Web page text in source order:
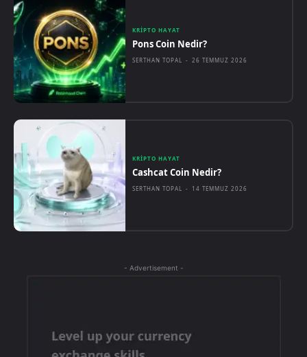
KRIPTO HAYAT
Pons Coin Nedir?
SERTHAN TOPAL - 26 TEMMUZ 2026
KRIPTO HAYAT
Cashcat Coin Nedir?
SERTHAN TOPAL - 14 TEMMUZ 2026
- Advertisement -